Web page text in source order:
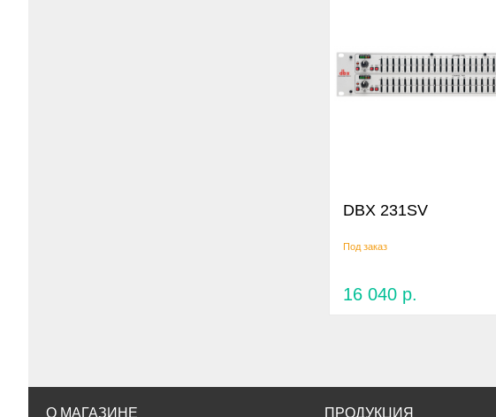
DBX 231SV
Под заказ
16 040 р.
О МАГАЗИНЕ ПРОДУКЦИЯ